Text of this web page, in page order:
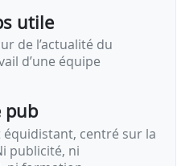
utile
de l’actualité du
d’une équipe
pub
centré sur la
publicité, ni